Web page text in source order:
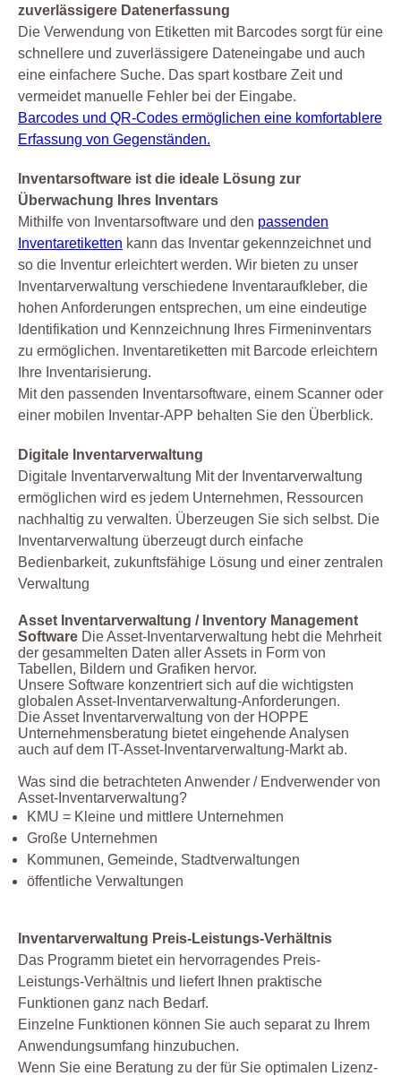
zuverlässigere Datenerfassung
Die Verwendung von Etiketten mit Barcodes sorgt für eine
schnellere und zuverlässigere Dateneingabe und auch
eine einfachere Suche. Das spart kostbare Zeit und
vermeidet manuelle Fehler bei der Eingabe.
Barcodes und QR-Codes ermöglichen eine komfortablere
Erfassung von Gegenständen.
Inventarsoftware ist die ideale Lösung zur
Überwachung Ihres Inventars
Mithilfe von Inventarsoftware und den passenden
Inventaretiketten kann das Inventar gekennzeichnet und
so die Inventur erleichtert werden. Wir bieten zu unser
Inventarverwaltung verschiedene Inventaraufkleber, die
hohen Anforderungen entsprechen, um eine eindeutige
Identifikation und Kennzeichnung Ihres Firmeninventars
zu ermöglichen. Inventaretiketten mit Barcode erleichtern
Ihre Inventarisierung.
Mit den passenden Inventarsoftware, einem Scanner oder
einer mobilen Inventar-APP behalten Sie den Überblick.
Digitale Inventarverwaltung
Digitale Inventarverwaltung Mit der Inventarverwaltung
ermöglichen wird es jedem Unternehmen, Ressourcen
nachhaltig zu verwalten. Überzeugen Sie sich selbst. Die
Inventarverwaltung überzeugt durch einfache
Bedienbarkeit, zukunftsfähige Lösung und einer zentralen
Verwaltung
Asset Inventarverwaltung / Inventory Management
Software Die Asset-Inventarverwaltung hebt die Mehrheit
der gesammelten Daten aller Assets in Form von
Tabellen, Bildern und Grafiken hervor.
Unsere Software konzentriert sich auf die wichtigsten
globalen Asset-Inventarverwaltung-Anforderungen.
Die Asset Inventarverwaltung von der HOPPE
Unternehmensberatung bietet eingehende Analysen
auch auf dem IT-Asset-Inventarverwaltung-Markt ab.
Was sind die betrachteten Anwender / Endverwender von
Asset-Inventarverwaltung?
KMU = Kleine und mittlere Unternehmen
Große Unternehmen
Kommunen, Gemeinde, Stadtverwaltungen
öffentliche Verwaltungen
Inventarverwaltung Preis-Leistungs-Verhältnis
Das Programm bietet ein hervorragendes Preis-
Leistungs-Verhältnis und liefert Ihnen praktische
Funktionen ganz nach Bedarf.
Einzelne Funktionen können Sie auch separat zu Ihrem
Anwendungsumfang hinzubuchen.
Wenn Sie eine Beratung zu der für Sie optimalen Lizenz-